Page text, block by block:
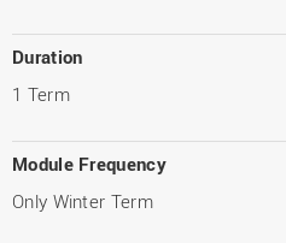
Duration
1 Term
Module Frequency
Only Winter Term